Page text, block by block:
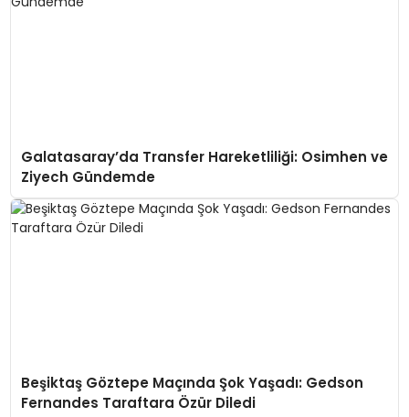
Galatasaray’da Transfer Hareketliliği: Osimhen ve
Ziyech Gündemde
Beşiktaş Göztepe Maçında Şok Yaşadı: Gedson
Fernandes Taraftara Özür Diledi